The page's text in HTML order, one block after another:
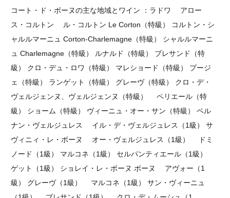
コート・ド・ボーヌの主な地域とワイン ：ラドワ アロー
ス・コルトン ル・コルトン Le Corton（特級） コルトン・シ
ャルルマーニュ Corton-Charlemagne（特級） シャルルマーニ
ュ Charlemagne（特級） ルナルド（特級） ブレサンド（特
級） クロ・デュ・ロワ（特級） マレショード（特級） プージ
ェ（特級） ランゲット（特級） グレーヴ（特級） クロ・デ・
ヴェルジェンヌ、ヴェルジェンヌ（特級） ペリエール（特
級） ショーム（特級） ヴィーニュ・オー・サン（特級） ペル
ナン・ヴェルジュレス イル・デ・ヴェルジュレス（1級） サ
ヴィニィ・レ・ボーヌ オー・ヴェルジュレス（1級） ドミ
ノード（1級） マルコネ（1級） セルパンティエール（1級）
ゲット（1級） ショレイ・レ・ボーヌ ボーヌ アヴォー（1
級） グレーヴ（1級） マルコネ（1級） サン・ヴィーニュ